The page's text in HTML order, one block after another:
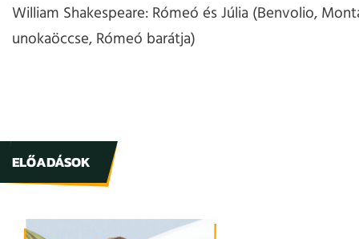
William Shakespeare: Rómeó és Júlia (Benvolio,
unokaöccse, Rómeó barátja)
ELŐADÁSOK